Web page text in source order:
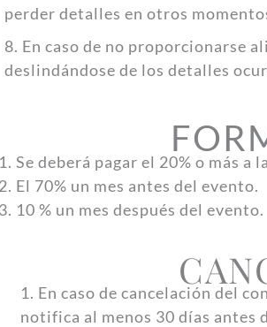
perder detalles en otros
8. En caso de no proporcionarse
deslindándose de los detalles
1. Se deberá pagar el 20% o más
2. El 70% un mes antes del evento.
3. 10 % un mes después del evento.
1. En caso de cancelación del
notifica al menos 30 días antes